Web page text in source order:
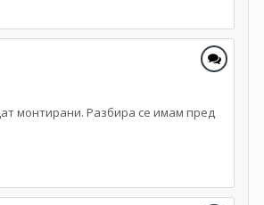
монтирани. Разбира се имам пред